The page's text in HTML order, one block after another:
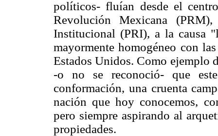
políticos- fluían desde el
Revolución Mexicana
Institucional (PRI), a la causa
mayormente homogéneo con
Estados Unidos. Como ejemplo
-o no se reconoció- que
conformación, una cruenta
nación que hoy conocemos,
pero siempre aspirando al
propiedades.